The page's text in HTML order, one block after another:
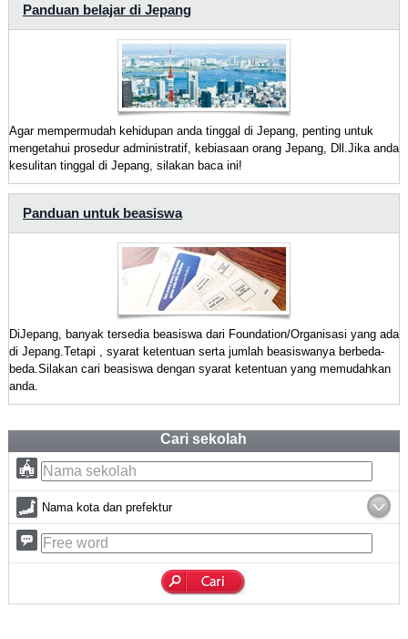
Panduan belajar di Jepang
Agar mempermudah kehidupan anda tinggal di Jepang, penting untuk
mengetahui prosedur administratif, kebiasaan orang Jepang, Dll.Jika anda
kesulitan tinggal di Jepang, silakan baca ini!
Panduan untuk beasiswa
DiJepang, banyak tersedia beasiswa dari Foundation/Organisasi yang ada
di Jepang.Tetapi , syarat ketentuan serta jumlah beasiswanya berbeda-
beda.Silakan cari beasiswa dengan syarat ketentuan yang memudahkan
anda.
Cari sekolah
Nama kota dan prefektur